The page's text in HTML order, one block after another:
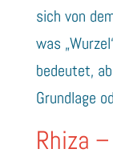
sich von
was
bedeutet,
Grundlage
Rhiza